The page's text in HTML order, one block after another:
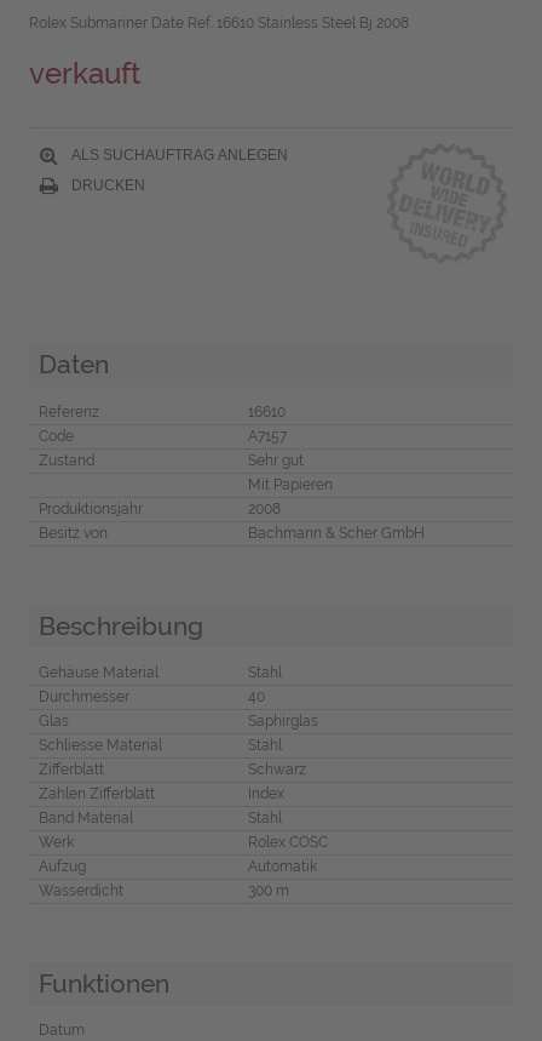
Rolex Submariner Date Ref. 16610 Stainless Steel Bj 2008
verkauft
ALS SUCHAUFTRAG ANLEGEN
DRUCKEN
Daten
Referenz
16610
Code
A7157
Zustand
Sehr gut
Mit Papieren
Produktionsjahr
2008
Besitz von
Bachmann & Scher GmbH
Beschreibung
Gehäuse Material
Stahl
Durchmesser
40
Glas
Saphirglas
Schliesse Material
Stahl
Zifferblatt
Schwarz
Zahlen Zifferblatt
Index
Band Material
Stahl
Werk
Rolex COSC
Aufzug
Automatik
Wasserdicht
300 m
Funktionen
Datum